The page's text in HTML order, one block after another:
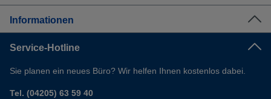
Informationen
Service-Hotline
Sie planen ein neues Büro? Wir helfen Ihnen kostenlos dabei.
Tel. (04205) 63 59 40